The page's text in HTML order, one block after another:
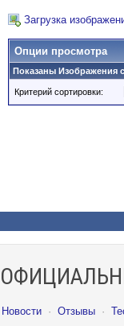
Загрузка
Опции просмотра
Показаны Изображения
Критерий сортировки:
Новости · Отзывы ·